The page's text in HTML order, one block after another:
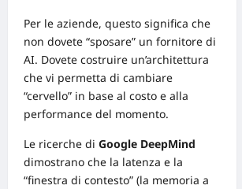
Per le aziende, questo significa che
non dovete “sposare” un fornitore di
AI. Dovete costruire un’architettura
che vi permetta di cambiare
“cervello” in base al costo e alla
performance del momento.
Le ricerche di Google DeepMind
dimostrano che la latenza e la
“finestra di contesto” (la memoria a